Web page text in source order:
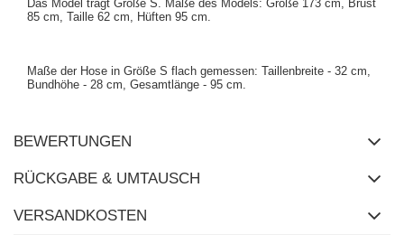
Das Model trägt Größe S. Maße des Models: Größe 173 cm, Brust
85 cm, Taille 62 cm, Hüften 95 cm.
Maße der Hose in Größe S flach gemessen: Taillenbreite - 32 cm,
Bundhöhe - 28 cm, Gesamtlänge - 95 cm.
BEWERTUNGEN
RÜCKGABE & UMTAUSCH
VERSANDKOSTEN